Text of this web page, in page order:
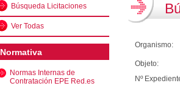
Búsqueda Licitaciones
Ver Todas
Normativa
Normas Internas de
Contratación EPE Red.es
Organismo:
Objeto:
Nº